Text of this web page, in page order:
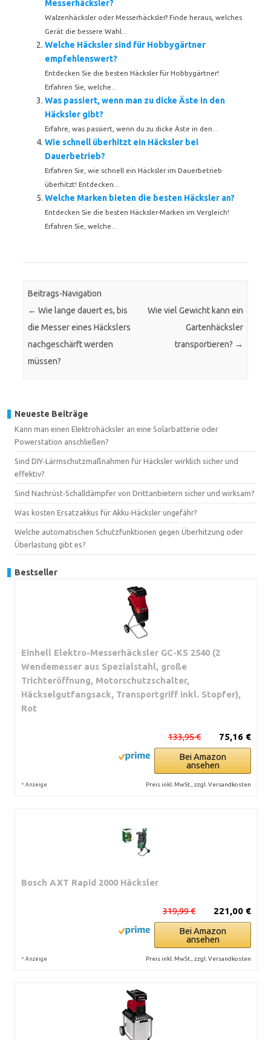
Messerhäcksler?
Walzenhäcksler oder Messerhäcksler? Finde heraus, welches
Gerät die bessere Wahl...
Welche Häcksler sind für Hobbygärtner
empfehlenswert?
Entdecken Sie die besten Häcksler für Hobbygärtner!
Erfahren Sie, welche...
Was passiert, wenn man zu dicke Äste in den
Häcksler gibt?
Erfahre, was passiert, wenn du zu dicke Äste in den...
Wie schnell überhitzt ein Häcksler bei
Dauerbetrieb?
Erfahren Sie, wie schnell ein Häcksler im Dauerbetrieb
überhitzt! Entdecken...
Welche Marken bieten die besten Häcksler an?
Entdecken Sie die besten Häcksler-Marken im Vergleich!
Erfahren Sie, welche...
Beitrags-Navigation
← Wie lange dauert es, bis
die Messer eines Häckslers
nachgeschärft werden
müssen?
Wie viel Gewicht kann ein
Gartenhäcksler
transportieren? →
Neueste Beiträge
Kann man einen Elektrohäcksler an eine Solarbatterie oder
Powerstation anschließen?
Sind DIY‑Lärmschutzmaßnahmen für Häcksler wirklich sicher und
effektiv?
Sind Nachrüst‑Schalldämpfer von Drittanbietern sicher und wirksam?
Was kosten Ersatzakkus für Akku‑Häcksler ungefähr?
Welche automatischen Schutzfunktionen gegen Überhitzung oder
Überlastung gibt es?
Bestseller
Einhell Elektro-Messerhäcksler GC-KS 2540 (2
Wendemesser aus Spezialstahl, große
Trichteröffnung, Motorschutzschalter,
Häckselgutfangsack, Transportgriff inkl. Stopfer),
Rot
75,16 €
133,95 €
Bei Amazon
ansehen
* Anzeige Preis inkl. MwSt., zzgl. Versandkosten
Bosch AXT Rapid 2000 Häcksler
221,00 €
319,99 €
Bei Amazon
ansehen
* Anzeige Preis inkl. MwSt., zzgl. Versandkosten